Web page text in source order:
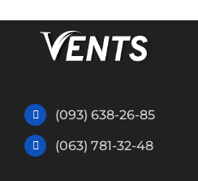
(093) 638-26-85
(063) 781-32-48